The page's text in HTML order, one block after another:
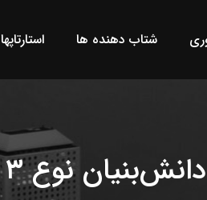
شتاب دهنده ها استارتاپها
نوع ۳ می‌شوند